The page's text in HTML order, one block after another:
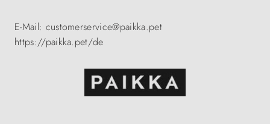
E-Mail: customerservice@paikka.pet
https://paikka.pet/de